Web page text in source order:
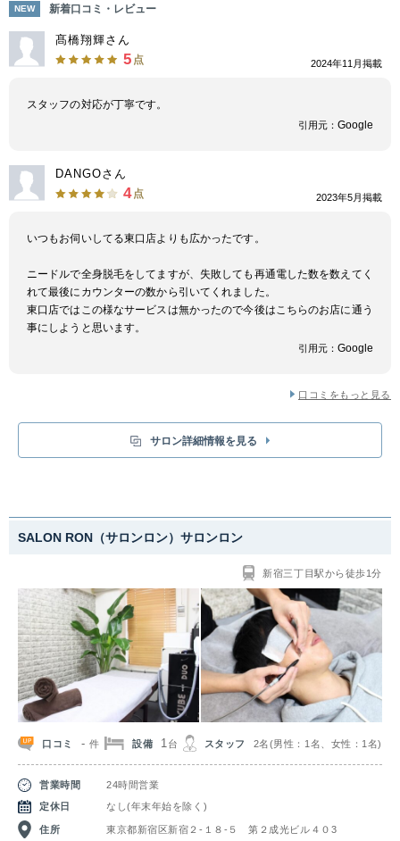
NEW 新着口コミ・レビュー
髙橋翔輝さん
5 点 2024年11月掲載
スタッフの対応が丁寧です。
引用元： Google
DANGOさん
4 点 2023年5月掲載
いつもお伺いしてる東口店よりも広かったです。
ニードルで全身脱毛をしてますが、失敗しても再通電した数を数えてく
れて最後にカウンターの数から引いてくれました。
東口店ではこの様なサービスは無かったので今後はこちらのお店に通う
事にしようと思います。
引用元： Google
口コミをもっと見る
サロン詳細情報を見る
SALON RON（サロンロン）サロンロン
新宿三丁目駅から徒歩1分
口コミ -件 設備 1台 スタッフ 2名(男性：1名、女性：1名)
営業時間
24時間営業
定休日
なし(年末年始を除く)
住所 東京都新宿区新宿２-１８-５ 第２成光ビル４０3